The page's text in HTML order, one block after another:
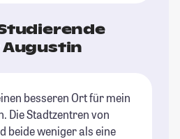
Augustin
besseren Ort für mein
Die Stadtzentren von
beide weniger als eine